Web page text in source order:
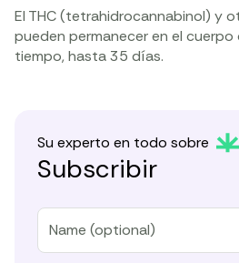
El THC (tetrahidrocannabinol) y
pueden permanecer en el
tiempo, hasta 35 días.
Su experto en todo sobre
Subscribir